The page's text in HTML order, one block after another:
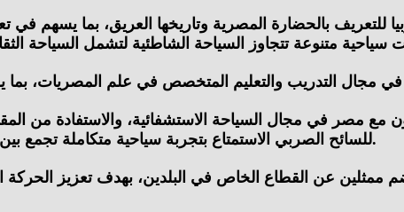
للتعريف بالحضارة المصرية وتاريخها العريق، بما يسهم
مع مصر في مجال السياحة الاستشفائية، والاستفادة من
للسائح الصربي الاستمتاع بتجربة سياحية متكاملة تجمع بين الاستشفاء ومختلف الأنشطة والمنتجات السياحية.
عن القطاع الخاص في البلدين، بهدف تعزيز الحركة